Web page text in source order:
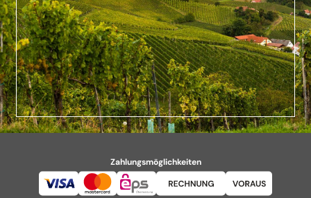
Zahlungsmöglichkeiten